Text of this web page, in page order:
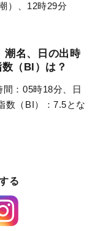
）、12時29分
潮名、日の出時
（BI）は？
：05時18分、日
数（BI）：7.5とな
る